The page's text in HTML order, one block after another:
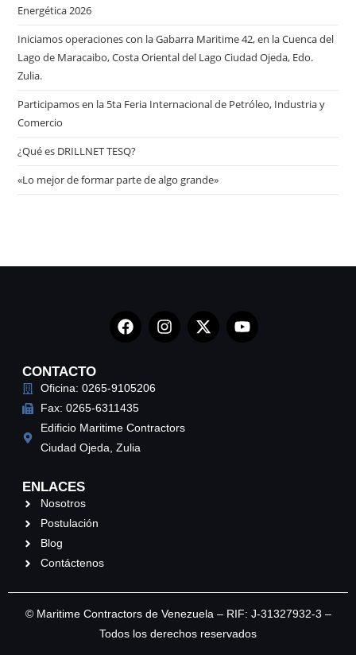
Energética 2026
Iniciamos operaciones con la Gabarra Maritime 42, en la Cuenca del
Lago de Maracaibo, Costa Oriental del Lago Ciudad Ojeda, Edo.
Zulia.
Participamos en la 5ta Feria Internacional de Petróleo, Industria y
Comercio
¿Qué es DRILLNET TESQ?
«Lo mejor de formar parte de algo grande»
CONTACTO
Oficina: 0265-9105206
Fax: 0265-6311435
Edificio Maritime Contractors
Ciudad Ojeda, Zulia
ENLACES
Nosotros
Postulación
Blog
Contáctenos
© Maritime Contractors de Venezuela – RIF: J-31327932-3 –
Todos los derechos reservados